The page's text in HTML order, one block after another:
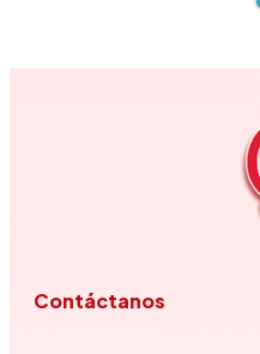
Contáctanos